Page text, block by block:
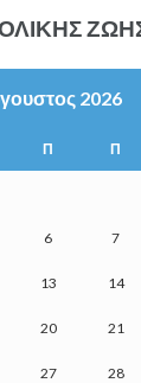
2026
Π Π
6 7
13 14
20 21
27 28